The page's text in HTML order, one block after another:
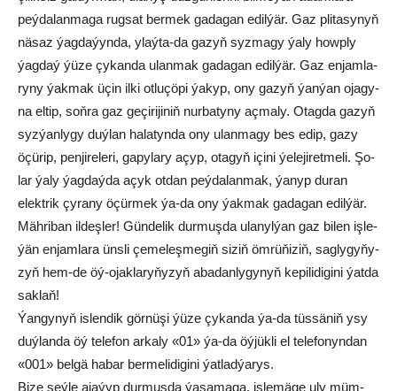
peý­da­lan­ma­ga rug­sat ber­mek ga­da­gan edil­ýär. Gaz pli­ta­sy­nyň
nä­saz ýag­da­ýyn­da, ylaý­ta-da ga­zyň syz­ma­gy ýa­ly howp­ly
ýag­daý ýü­ze çy­kan­da ulan­mak ga­da­gan edil­ýär. Gaz en­jam­la­
ry­ny ýak­mak üçin il­ki ot­lu­çö­pi ýa­kyp, ony ga­zyň ýan­ýan oja­gy­
na el­tip, soň­ra gaz ge­çi­ri­ji­niň nur­ba­ty­ny aç­ma­ly. Otag­da ga­zyň
syz­ýan­ly­gy duý­lan ha­la­tyn­da ony ulan­ma­gy bes edip, ga­zy
öçü­rip, pen­ji­re­le­ri, ga­py­la­ry açyp, ota­gyň içi­ni ýe­le­ji­ret­me­li. Şo­
lar ýa­ly ýag­daý­da açyk ot­dan peý­da­lan­mak, ýa­nyp du­ran
elekt­rik çy­ra­ny öçür­mek ýa-da ony ýak­mak ga­da­gan edil­ýär.
Mäh­ri­ban il­deş­ler! Gün­de­lik dur­muş­da ula­nyl­ýan gaz bi­len iş­le­
ýän en­jam­la­ra üns­li çe­me­leş­me­giň si­ziň öm­rü­ňi­ziň, sag­ly­gy­ňy­
zyň hem-de öý-ojak­la­ry­ňy­zyň aba­dan­ly­gy­nyň ke­pi­li­di­gi­ni ýat­da
sak­laň!
Ýan­gy­nyň is­len­dik gör­nü­şi ýü­ze çy­kan­da ýa-da tüs­sä­niň ysy
duý­lan­da öý te­le­fon ar­ka­ly «01» ýa-da öý­jük­li el te­le­fo­nyn­dan
«001» bel­gä ha­bar ber­me­li­di­gi­ni ýat­lad­ýa­rys.
Bi­ze şeý­le aja­ýyp dur­muş­da ýa­şa­ma­ga, iş­le­mä­ge uly müm­